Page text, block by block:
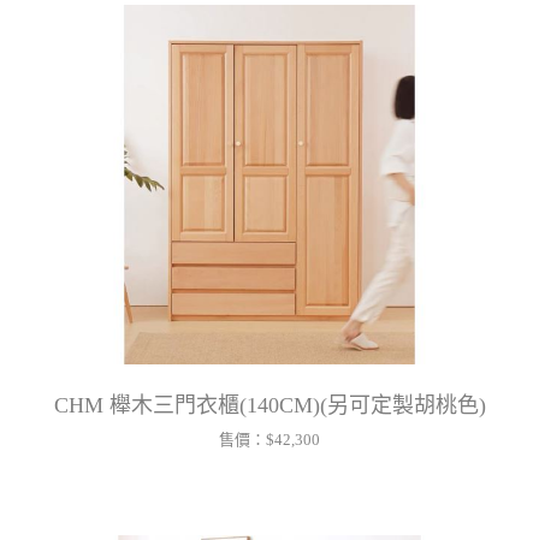
CHM 櫸木三門衣櫃(140CM)(另可定製胡桃色)
售價： $42,300